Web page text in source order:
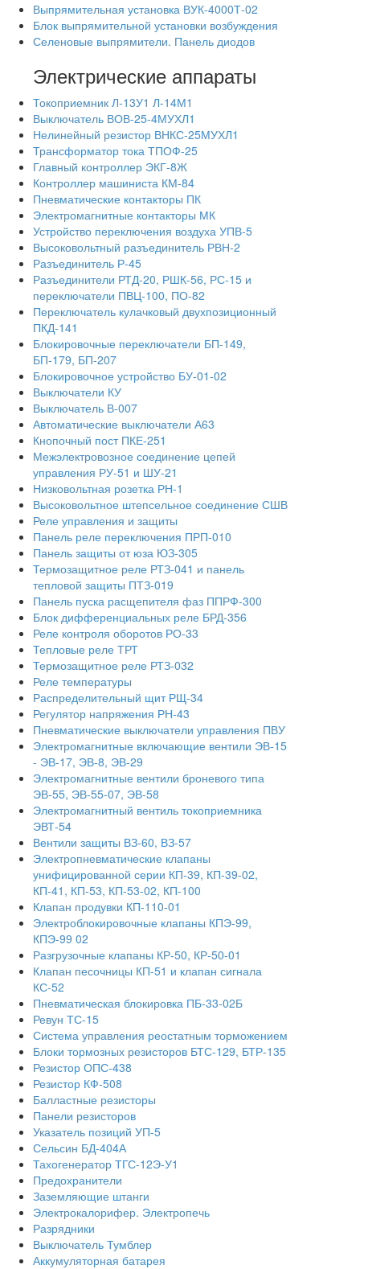
Выпрямительная установка ВУК-4000Т-02
Блок выпрямительной установки возбуждения
Селеновые выпрямители. Панель диодов
Электрические аппараты
Токоприемник Л-13У1 Л-14М1
Выключатель ВОВ-25-4МУХЛ1
Нелинейный резистор ВНКС-25МУХЛ1
Трансформатор тока ТПОФ-25
Главный контроллер ЭКГ-8Ж
Контроллер машиниста КМ-84
Пневматические контакторы ПК
Электромагнитные контакторы МК
Устройство переключения воздуха УПВ-5
Высоковольтный разъединитель РВН-2
Разъединитель Р-45
Разъединители РТД-20, РШК-56, РС-15 и
переключатели ПВЦ-100, ПО-82
Переключатель кулачковый двухпозиционный
ПКД-141
Блокировочные переключатели БП-149,
БП-179, БП-207
Блокировочное устройство БУ-01-02
Выключатели КУ
Выключатель В-007
Автоматические выключатели А63
Кнопочный пост ПКЕ-251
Межэлектровозное соединение цепей
управления РУ-51 и ШУ-21
Низковольтная розетка РН-1
Высоковольтное штепсельное соединение СШВ
Реле управления и защиты
Панель реле переключения ПРП-010
Панель защиты от юза ЮЗ-305
Термозащитное реле РТЗ-041 и панель
тепловой защиты ПТЗ-019
Панель пуска расщепителя фаз ППРФ-300
Блок дифференциальных реле БРД-356
Реле контроля оборотов РО-33
Тепловые реле ТРТ
Термозащитное реле РТЗ-032
Реле температуры
Распределительный щит РЩ-34
Регулятор напряжения РН-43
Пневматические выключатели управления ПВУ
Электромагнитные включающие вентили ЭВ-15
- ЭВ-17, ЭВ-8, ЭВ-29
Электромагнитные вентили броневого типа
ЭВ-55, ЭВ-55-07, ЭВ-58
Электромагнитный вентиль токоприемника
ЭВТ-54
Вентили защиты ВЗ-60, ВЗ-57
Электропневматические клапаны
унифицированной серии КП-39, КП-39-02,
КП-41, КП-53, КП-53-02, КП-100
Клапан продувки КП-110-01
Электроблокировочные клапаны КПЭ-99,
КПЭ-99 02
Разгрузочные клапаны КР-50, КР-50-01
Клапан песочницы КП-51 и клапан сигнала
КС-52
Пневматическая блокировка ПБ-33-02Б
Ревун ТС-15
Система управления реостатным торможением
Блоки тормозных резисторов БТС-129, БТР-135
Резистор ОПС-438
Резистор КФ-508
Балластные резисторы
Панели резисторов
Указатель позиций УП-5
Сельсин БД-404А
Тахогенератор ТГС-12Э-У1
Предохранители
Заземляющие штанги
Электрокалорифер. Электропечь
Разрядники
Выключатель Тумблер
Аккумуляторная батарея